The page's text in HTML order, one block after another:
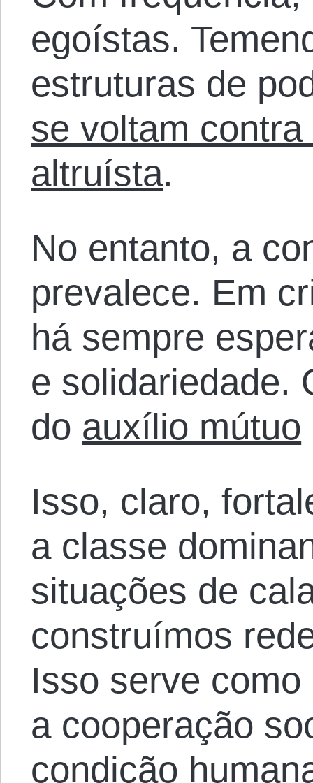
egoístas.
estruturas de
se voltam
altruísta.
No entanto, a
prevalece. Em
há sempre
e solidariedade.
do auxílio mútuo
Isso, claro,
a classe
situações de
construímos
Isso serve
a cooperação
condição